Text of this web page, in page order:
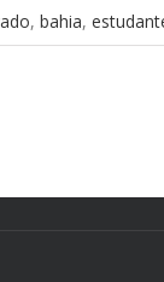
, bahia,